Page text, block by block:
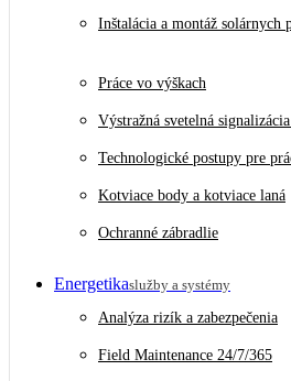
Inštalácia a montáž solárnych
Práce vo výškach
Výstražná svetelná
Technologické postupy pre
Kotviace body a kotviace laná
Ochranné zábradlie
Energetikaslužby a systémy
Analýza rizík a zabezpečenia
Field Maintenance 24/7/365